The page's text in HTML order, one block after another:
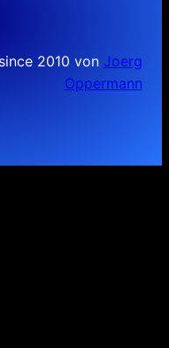
2010 von Joerg
Oppermann